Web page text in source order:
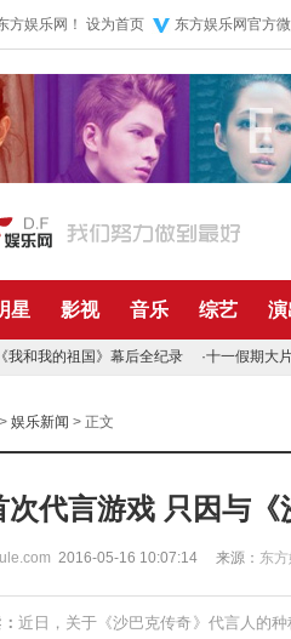
方娱乐网！ 设为首页 东方娱乐网官方
星 影视 音乐 综艺 演
《我和我的祖国》幕后全纪录 ·十一假期大
> 娱乐新闻 > 正文
次代言游戏 只因与《
2016-05-16 10:07:14 来源： 东
近日，关于《沙巴克传奇》代言人的